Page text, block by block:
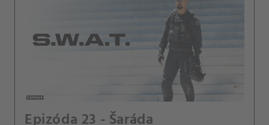
Epizóda 23 - Šaráda